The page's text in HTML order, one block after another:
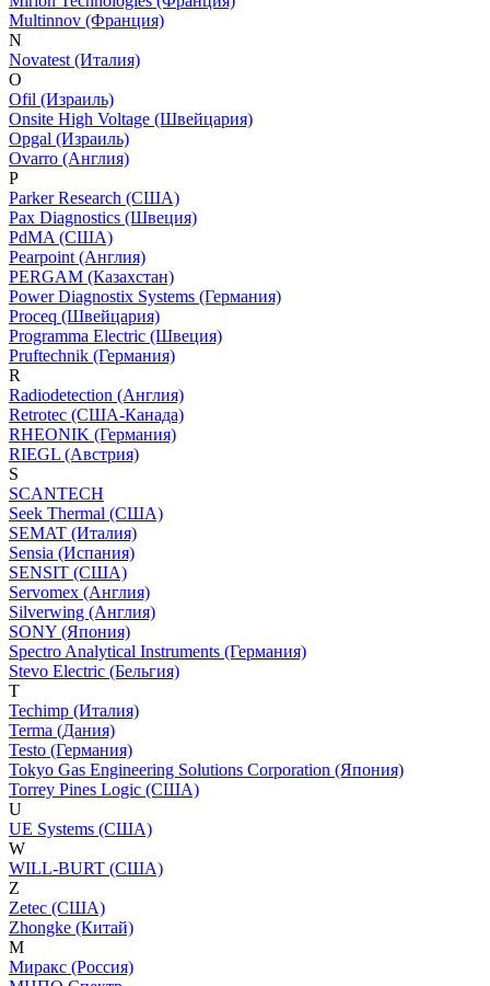
Multinnov (Франция)
N
Novatest (Италия)
O
Ofil (Израиль)
Onsite High Voltage (Швейцария)
Opgal (Израиль)
Ovarro (Англия)
P
Parker Research (США)
Pax Diagnostics (Швеция)
PdMA (США)
Pearpoint (Англия)
PERGAM (Казахстан)
Power Diagnostix Systems (Германия)
Proceq (Швейцария)
Programma Electric (Швеция)
Pruftechnik (Германия)
R
Radiodetection (Англия)
Retrotec (США-Канада)
RHEONIK (Германия)
RIEGL (Австрия)
S
SCANTECH
Seek Thermal (США)
SEMAT (Италия)
Sensia (Испания)
SENSIT (США)
Servomex (Англия)
Silverwing (Англия)
SONY (Япония)
Spectro Analytical Instruments (Германия)
Stevo Electric (Бельгия)
T
Techimp (Италия)
Terma (Дания)
Testo (Германия)
Tokyo Gas Engineering Solutions Corporation (Япония)
Torrey Pines Logic (США)
U
UE Systems (США)
W
WILL-BURT (США)
Z
Zetec (США)
Zhongke (Китай)
М
Миракс (Россия)